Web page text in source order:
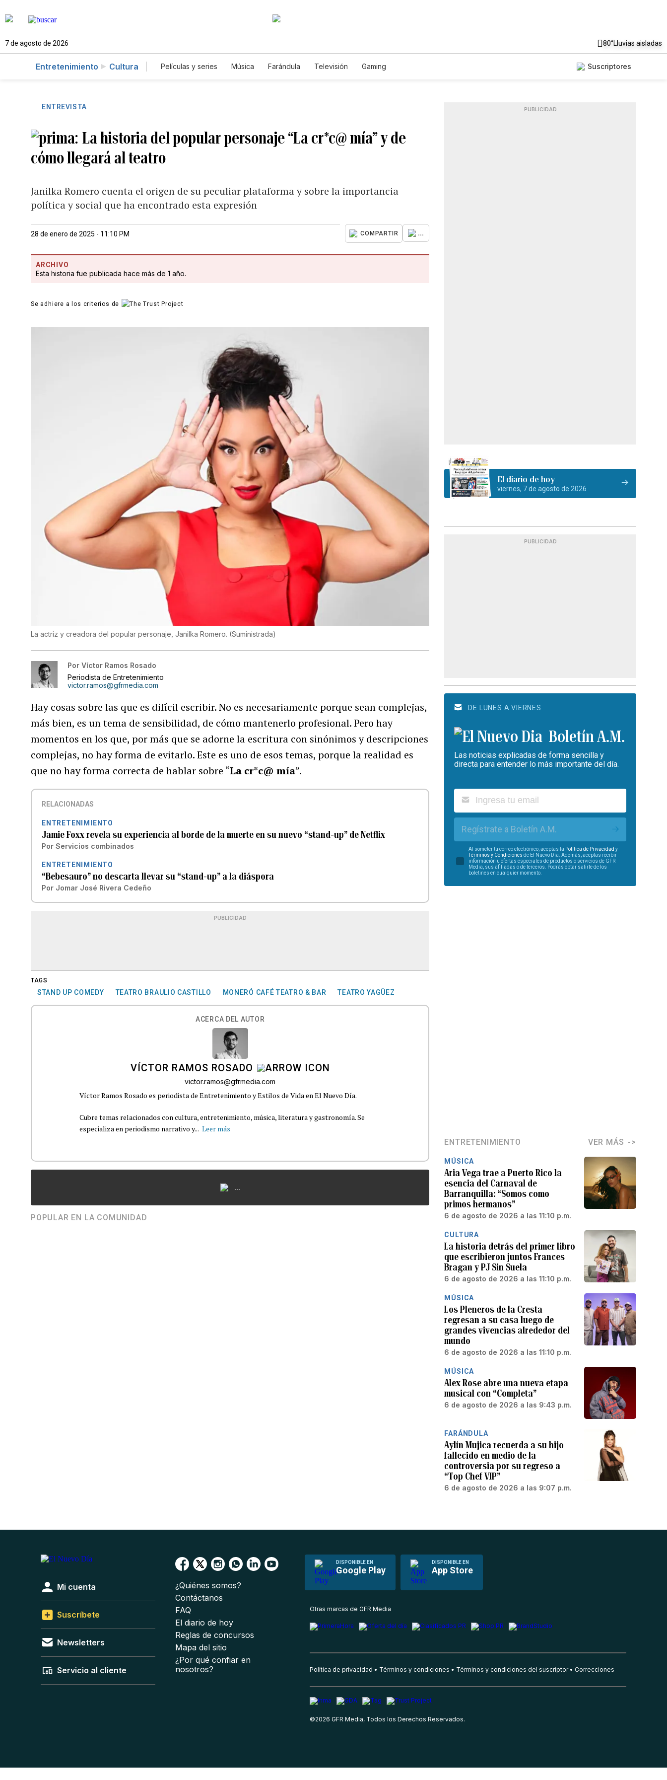
7 de agosto de 2026 80°Lluvias aisladas
Entretenimiento Cultura Películas y series Música Farándula Televisión Gaming Suscriptores
ENTREVISTA
La historia del popular personaje “La cr*c@ mía” y de
cómo llegará al teatro
Janilka Romero cuenta el origen de su peculiar plataforma y sobre la importancia
política y social que ha encontrado esta expresión
28 de enero de 2025 - 11:10 PM COMPARTIR ...
ARCHIVO
Esta historia fue publicada hace más de 1 año.
Se adhiere a los criterios de
La actriz y creadora del popular personaje, Janilka Romero. (Suministrada)
Por Víctor Ramos Rosado
Periodista de Entretenimiento
victor.ramos@gfrmedia.com
Hay cosas sobre las que es difícil escribir. No es necesariamente porque sean complejas,
más bien, es un tema de sensibilidad, de cómo mantenerlo profesional. Pero hay
momentos en los que, por más que se adorne la escritura con sinónimos y descripciones
complejas, no hay forma de evitarlo. Este es uno de esos temas, porque la realidad es
que no hay forma correcta de hablar sobre “La cr*c@ mía”.
RELACIONADAS
ENTRETENIMIENTO
Jamie Foxx revela su experiencia al borde de la muerte en su nuevo “stand-up” de Netflix
Por Servicios combinados
ENTRETENIMIENTO
“Bebesauro” no descarta llevar su “stand-up” a la diáspora
Por Jomar José Rivera Cedeño
PUBLICIDAD
TAGS
STAND UP COMEDY TEATRO BRAULIO CASTILLO MONERÓ CAFÉ TEATRO & BAR TEATRO YAGÜEZ
ACERCA DEL AUTOR
VÍCTOR RAMOS ROSADO
victor.ramos@gfrmedia.com
Víctor Ramos Rosado es periodista de Entretenimiento y Estilos de Vida en El Nuevo Día.
Cubre temas relacionados con cultura, entretenimiento, música, literatura y gastronomía. Se
especializa en periodismo narrativo y... Leer más
...
POPULAR EN LA COMUNIDAD
PUBLICIDAD
El diario de hoy
viernes, 7 de agosto de 2026
PUBLICIDAD
DE LUNES A VIERNES
Boletín A.M.
Las noticias explicadas de forma sencilla y
directa para entender lo más importante del día.
Regístrate a Boletín A.M.
Al someter tu correo electrónico, aceptas la Política de Privacidad y
Términos y Condiciones de El Nuevo Día. Además, aceptas recibir
información u ofertas especiales de productos o servicios de GFR
Media, sus afiliadas o de terceros. Podrás optar salirte de los
boletines en cualquier momento.
ENTRETENIMIENTO VER MÁS
MÚSICA
Aria Vega trae a Puerto Rico la
esencia del Carnaval de
Barranquilla: “Somos como
primos hermanos”
6 de agosto de 2026 a las 11:10 p.m.
CULTURA
La historia detrás del primer libro
que escribieron juntos Frances
Bragan y PJ Sin Suela
6 de agosto de 2026 a las 11:10 p.m.
MÚSICA
Los Pleneros de la Cresta
regresan a su casa luego de
grandes vivencias alrededor del
mundo
6 de agosto de 2026 a las 11:10 p.m.
MÚSICA
Alex Rose abre una nueva etapa
musical con “Completa”
6 de agosto de 2026 a las 9:43 p.m.
FARÁNDULA
Aylín Mujica recuerda a su hijo
fallecido en medio de la
controversia por su regreso a
“Top Chef VIP”
6 de agosto de 2026 a las 9:07 p.m.
DISPONIBLE EN
Google Play
DISPONIBLE EN
App Store
Mi cuenta
Suscríbete
Newsletters
Servicio al cliente
¿Quiénes somos?
Contáctanos
FAQ
El diario de hoy
Reglas de concursos
Mapa del sitio
¿Por qué confiar en
nosotros?
Otras marcas de GFR Media
Política de privacidad Términos y condiciones Términos y condiciones del suscriptor Correcciones
©2026 GFR Media, Todos los Derechos Reservados.